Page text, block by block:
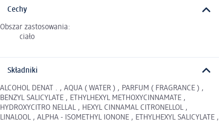
Cechy
Obszar zastosowania:
ciało
Składniki
ALCOHOL DENAT . , AQUA ( WATER ) , PARFUM ( FRAGRANCE ) ,
BENZYL SALICYLATE , ETHYLHEXYL METHOXYCINNAMATE ,
HYDROXYCITRO NELLAL , HEXYL CINNAMAL CITRONELLOL ,
LINALOOL , ALPHA - ISOMETHYL IONONE , ETHYLHEXYL SALICYLATE ,